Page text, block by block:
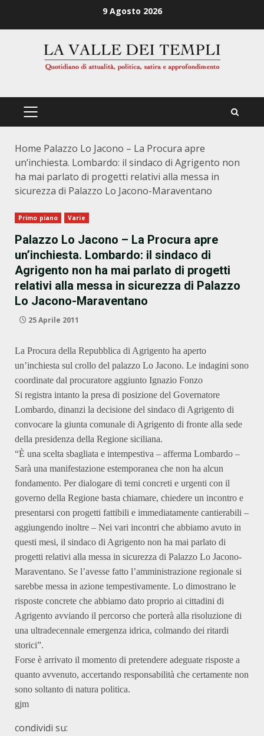
9 Agosto 2026
PRIMÄRES
Home Palazzo Lo Jacono – La Procura apre
un’inchiesta. Lombardo: il sindaco di Agrigento non
ha mai parlato di progetti relativi alla messa in
sicurezza di Palazzo Lo Jacono-Maraventano
Primo piano Varie
Palazzo Lo Jacono – La Procura apre
un’inchiesta. Lombardo: il sindaco di
Agrigento non ha mai parlato di progetti
relativi alla messa in sicurezza di Palazzo
Lo Jacono-Maraventano
25 Aprile 2011
La Procura della Repubblica di Agrigento ha aperto
un’inchiesta sul crollo del palazzo Lo Jacono. Le indagini sono
coordinate dal procuratore aggiunto Ignazio Fonzo
Si registra intanto la presa di posizione del Governatore
Lombardo, dinanzi la decisione del sindaco di Agrigento di
convocare la giunta comunale di Agrigento di fronte alla sede
della presidenza della Regione siciliana.
“È una scelta sbagliata e intempestiva – afferma Lombardo –
Sarà una manifestazione estemporanea che non ha alcun
fondamento. Per dialogare di temi concreti e urgenti con il
governo della Regione basta chiamare, chiedere un incontro e
presentarsi con progetti fattibili e immediatamente cantierabili –
aggiungendo inoltre – Nei vari incontri che abbiamo avuto in
questi mesi, il sindaco di Agrigento non ha mai parlato di
progetti relativi alla messa in sicurezza di Palazzo Lo Jacono-
Maraventano. Se l’avesse fatto l’amministrazione regionale si
sarebbe messa in azione tempestivamente. Lo dimostrano le
risposte concrete che abbiamo dato proprio ai cittadini di
Agrigento avviando il percorso che porterà alla risoluzione di
una ultradecennale emergenza idrica, colmando dei ritardi
storici”.
Forse è arrivato il momento di pretendere adeguate risposte a
quanto avvenuto, accertando responsabilità che certamente non
sono soltanto di natura politica.
gjm
condividi su: